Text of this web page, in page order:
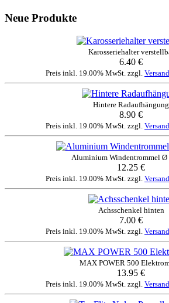
Neue Produkte
Karosseriehalter
6.40 €
Preis inkl. 19.00% MwSt. zzgl. Versand
Hintere Radaufhängung
8.90 €
Preis inkl. 19.00% MwSt. zzgl. Versand
Aluminium Windentrommel Ø
12.25 €
Preis inkl. 19.00% MwSt. zzgl. Versand
Achsschenkel hinten
7.00 €
Preis inkl. 19.00% MwSt. zzgl. Versand
MAX POWER 500
13.95 €
Preis inkl. 19.00% MwSt. zzgl. Versand